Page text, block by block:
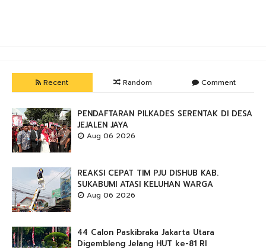
Recent Random Comment
PENDAFTARAN PILKADES SERENTAK DI DESA
JEJALEN JAYA
Aug 06 2026
REAKSI CEPAT TIM PJU DISHUB KAB.
SUKABUMI ATASI KELUHAN WARGA
Aug 06 2026
44 Calon Paskibraka Jakarta Utara
Digembleng Jelang HUT ke-81 RI